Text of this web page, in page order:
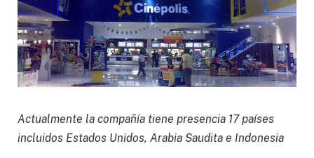
Actualmente la compañía tiene presencia 17 países
incluidos Estados Unidos, Arabia Saudita e Indonesia